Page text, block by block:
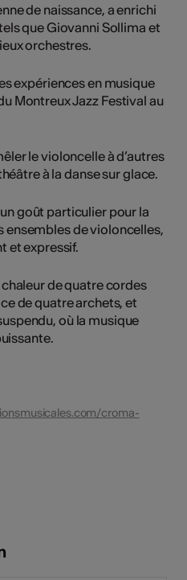
de naissance, a enrichi
que Giovanni Sollima et
orchestres.
expériences en musique
Montreux Jazz Festival au
le violoncelle à d’autres
à la danse sur glace.
goût particulier pour la
ensembles de violoncelles,
et expressif.
de quatre cordes
de quatre archets, et
où la musique
croma-